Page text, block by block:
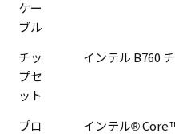
ケー
ブル
チッ
プセ
ット
インテル B760
プロ
インテル®